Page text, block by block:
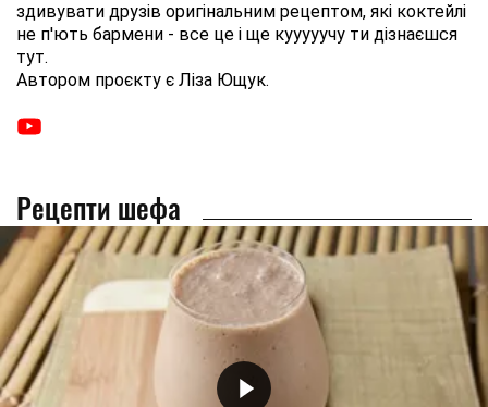
здивувати друзів оригінальним рецептом, які коктейлі
не п'ють бармени - все це і ще кууууучу ти дізнаєшся
тут.
Автором проєкту є Ліза Ющук.
Рецепти шефа